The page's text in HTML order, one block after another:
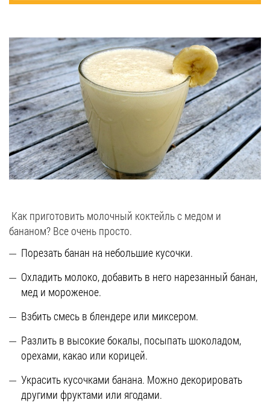
Как приготовить молочный коктейль с медом и
бананом? Все очень просто.
Порезать банан на небольшие кусочки.
Охладить молоко, добавить в него нарезанный банан,
мед и мороженое.
Взбить смесь в блендере или миксером.
Разлить в высокие бокалы, посыпать шоколадом,
орехами, какао или корицей.
Украсить кусочками банана. Можно декорировать
другими фруктами или ягодами.